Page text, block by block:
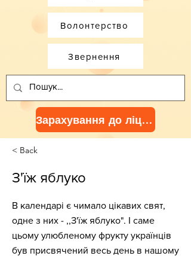
Зарахування до ліцею
Волонтерство
Звернення
< Back
З'їж яблуко
В календарі є чимало цікавих свят,
одне з них - ,,З'їж яблуко". І саме
цьому улюбленому фрукту українців
був присвячений весь день в нашому